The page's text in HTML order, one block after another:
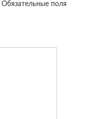
Обязательные поля